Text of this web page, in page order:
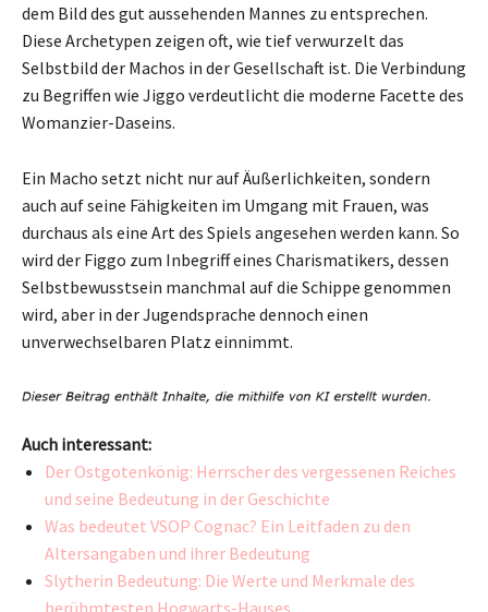
dem Bild des gut aussehenden Mannes zu entsprechen.
Diese Archetypen zeigen oft, wie tief verwurzelt das
Selbstbild der Machos in der Gesellschaft ist. Die Verbindung
zu Begriffen wie Jiggo verdeutlicht die moderne Facette des
Womanzier-Daseins.
Ein Macho setzt nicht nur auf Äußerlichkeiten, sondern
auch auf seine Fähigkeiten im Umgang mit Frauen, was
durchaus als eine Art des Spiels angesehen werden kann. So
wird der Figgo zum Inbegriff eines Charismatikers, dessen
Selbstbewusstsein manchmal auf die Schippe genommen
wird, aber in der Jugendsprache dennoch einen
unverwechselbaren Platz einnimmt.
Auch interessant:
Der Ostgotenkönig: Herrscher des vergessenen Reiches
und seine Bedeutung in der Geschichte
Was bedeutet VSOP Cognac? Ein Leitfaden zu den
Altersangaben und ihrer Bedeutung
Slytherin Bedeutung: Die Werte und Merkmale des